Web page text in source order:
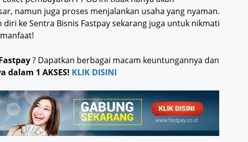
namun juga proses menjalankan usaha yang nyaman.
ke Sentra Bisnis Fastpay sekarang juga untuk nikmati
? Dapatkan berbagai macam keuntungannya dan
dalam 1 AKSES! KLIK DISINI